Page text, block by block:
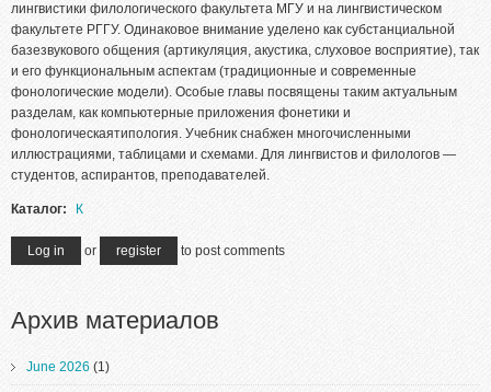
лингвистики филологического факультета МГУ и на лингвистическом
факультете РГГУ. Одинаковое внимание уделено как субстанциальной
базезвукового общения (артикуляция, акустика, слуховое восприятие), так
и его функциональным аспектам (традиционные и современные
фонологические модели). Особые главы посвящены таким актуальным
разделам, как компьютерные приложения фонетики и
фонологическаятипология. Учебник снабжен многочисленными
иллюстрациями, таблицами и схемами. Для лингвистов и филологов —
студентов, аспирантов, преподавателей.
Каталог: К
Log in or register to post comments
Архив материалов
June 2026 (1)